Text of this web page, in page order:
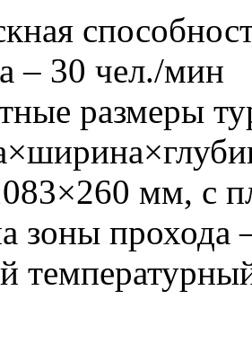
– 30 чел./мин
размеры
мм, с
зоны прохода